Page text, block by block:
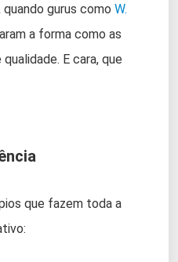
gurus como W.
a forma como as
E cara, que
que fazem toda a